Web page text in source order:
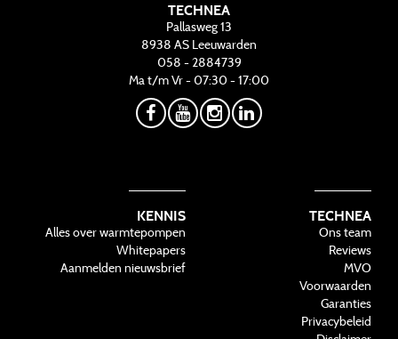
TECHNEA
Pallasweg 13
8938 AS Leeuwarden
058 - 2884739
Ma t/m Vr - 07:30 - 17:00
KENNIS
Alles over warmtepompen
Whitepapers
Aanmelden nieuwsbrief
TECHNEA
Ons team
Reviews
MVO
Voorwaarden
Garanties
Privacybeleid